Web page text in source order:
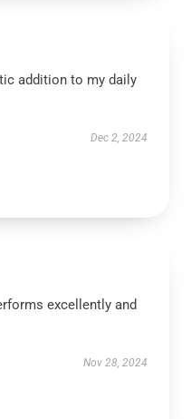
addition to my daily
Dec 2, 2024
excellently and
Nov 28, 2024